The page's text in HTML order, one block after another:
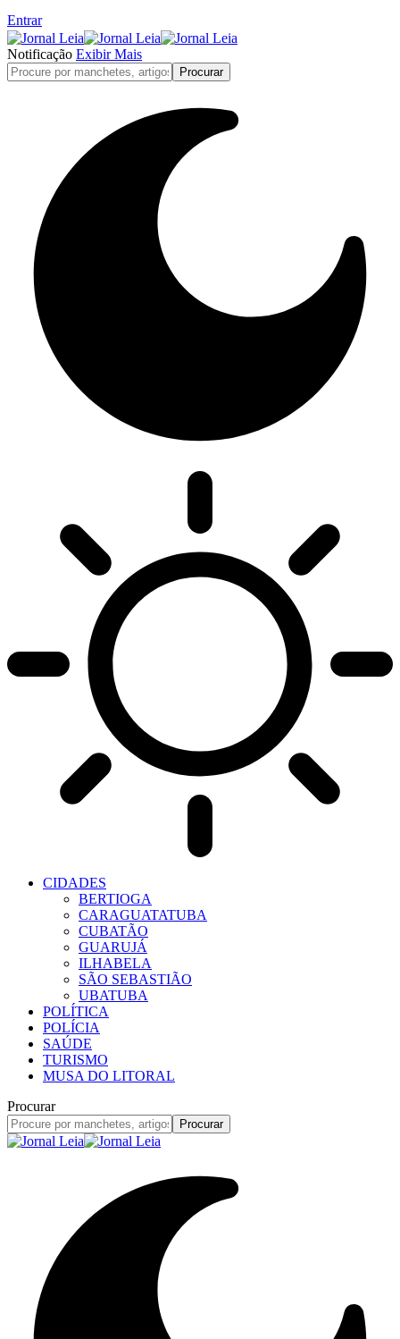
Entrar
Notificação Exibir Mais
CIDADES
BERTIOGA
CARAGUATATUBA
CUBATÃO
GUARUJÁ
ILHABELA
SÃO SEBASTIÃO
UBATUBA
POLÍTICA
POLÍCIA
SAÚDE
TURISMO
MUSA DO LITORAL
Procurar